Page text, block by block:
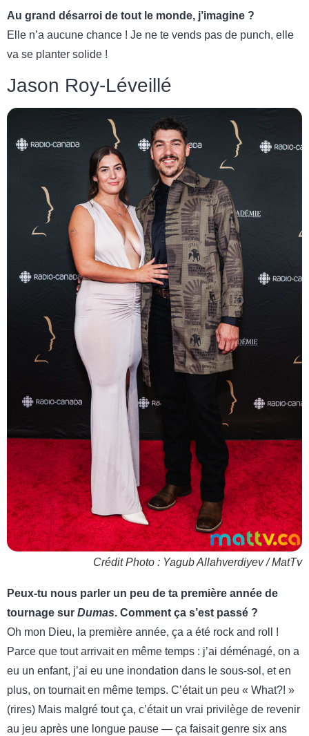
Au grand désarroi de tout le monde, j’imagine ?
Elle n’a aucune chance ! Je ne te vends pas de punch, elle
va se planter solide !
Jason Roy-Léveillé
Crédit Photo : Yagub Allahverdiyev / MatTv
Peux-tu nous parler un peu de ta première année de
tournage sur Dumas. Comment ça s’est passé ?
Oh mon Dieu, la première année, ça a été rock and roll !
Parce que tout arrivait en même temps : j’ai déménagé, on a
eu un enfant, j’ai eu une inondation dans le sous-sol, et en
plus, on tournait en même temps. C’était un peu « What?! »
(rires) Mais malgré tout ça, c’était un vrai privilège de revenir
au jeu après une longue pause — ça faisait genre six ans